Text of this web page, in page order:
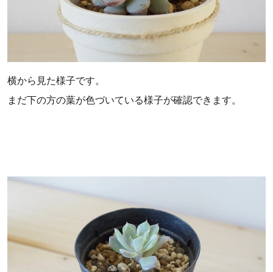
横から見た様子です。
まだ下の方の葉が色づいている様子が確認できます。